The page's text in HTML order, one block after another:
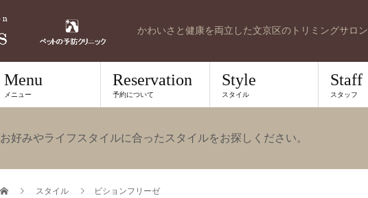
かわいさと健康を両立した文京区のトリミングサロン
Menu
メニュー
Reservation
予約について
Style
スタイル
Staff
スタッフ
お好みやライフスタイルに合ったスタイルをお探しください。
スタイル ビションフリーゼ